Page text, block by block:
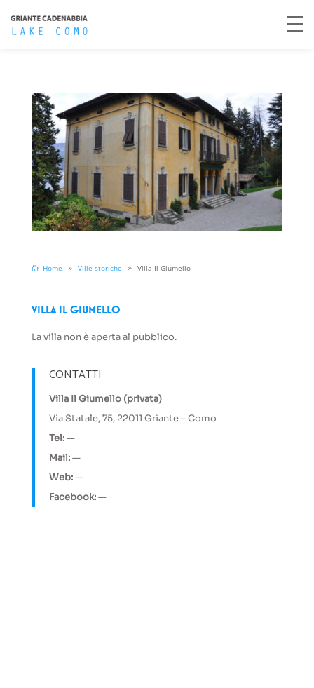
Home Ville storiche Villa Il Giumello
VILLA IL GIUMELLO
La villa non è aperta al pubblico.
CONTATTI
Villa Il Giumello (privata)
Via Statale, 75, 22011 Griante – Como
Tel:—
Mail:—
Web:—
Facebook:—